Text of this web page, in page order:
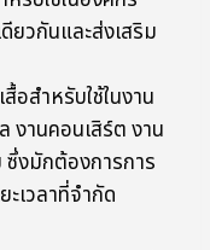
ยวกันและส่งเสริม
อสำหรับใช้ในงาน
งานคอนเสิร์ต งาน
งมักต้องการการ
เวลาที่จำกัด